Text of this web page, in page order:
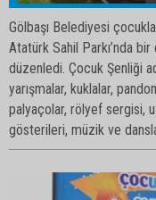
Gölbaşı Belediyesi
Atatürk Sahil Parkı’nda bir
düzenledi. Çocuk Şenliği
yarışmalar, kuklalar,
palyaçolar, rölyef sergisi,
gösterileri, müzik ve